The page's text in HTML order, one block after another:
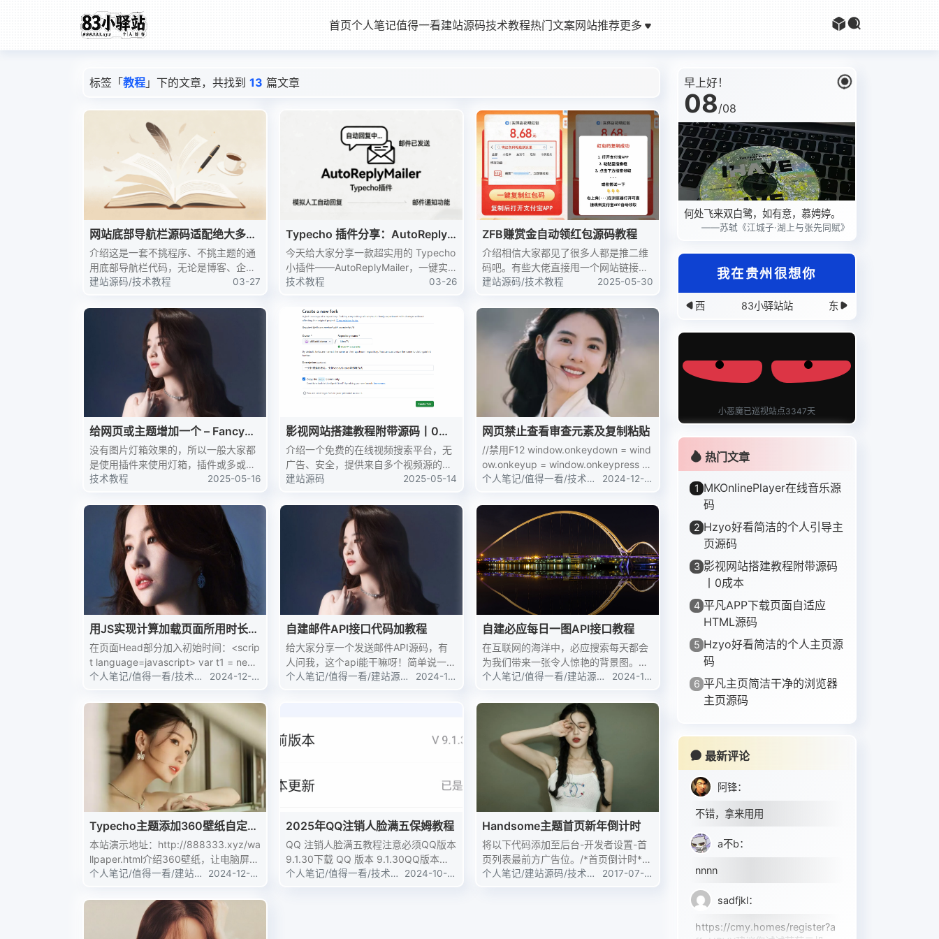
首页个人笔记值得一看建站源码技术教程热门文案网站推荐更多
标签「 教程 」下的文章，共找到 13 篇文章
网站底部导航栏源码适配绝大多数
网站代码
介绍这是一套不挑程序、不挑主题的通
用底部导航栏代码，无论是博客、企业
站、个人主页还是导航站，只要是网页
局、深色模式适配，PC 端自动隐藏、
移动端固定显示，不用改...
建站源码/技术教程 03-27
Typecho 插件分享：AutoReply
Mailer 评论自动回复 + 邮件通知
今天给大家分享一款超实用的 Typecho
小插件——AutoReplyMailer，一键实
现评论自动回复 + 邮件双向通知，懒人
条随机话术，可设置延迟回复​邮...
技术教程 03-26
ZFB赚赏金自动领红包源码教程
介绍相信大家都见了很多人都是推二维
码吧。有些大佬直接甩一个网站链接就
ok了，还有很多人好奇的去点。感觉要
宝领红包网站 点击即可跳转领取红包无
需手动复制红包码。体...
建站源码/技术教程 2025-05-30
给网页或主题增加一个 – FancyBo
x灯箱
没有图片灯箱效果的，所以一般大家都
是使用插件来使用灯箱，插件或多或少
都会拉低网站速度，唔，还是不推荐大
集成FancyBox灯箱，摆脱无用插件，
集成 FancyB...
技术教程 2025-05-16
影视网站搭建教程附带源码丨0成
本
介绍一个免费的在线视频搜索平台，无
广告、安全，提供来自多个视频源的内
容搜索与观看服务，无需注册即可使
期准备Cloudflare的账号：htt...
建站源码 2025-05-14
网页禁止查看审查元素及复制粘贴
//禁用F12 window.onkeydown = wind
ow.onkeyup = window.onkeypress =
function (event) { // 判断是否按下F...
个人笔记/值得一看/技术教
2024-12-3
用JS实现计算加载页面所用时长教
程
在页面Head部分加入初始时间：<scrip
t language=javascript> var t1 = new
Date().getTime(); </script&g...
个人笔记/值得一看/技术教
2024-12-3
自建邮件API接口代码加教程
给大家分享一个发送邮件API源码，有
人问我，这个api能干嘛呀！简单说一下
吧，验证码，就比如网站用户注册或者
个人笔记/值得一看/建站源码
2024-12
自建必应每日一图API接口教程
在互联网的海洋中，必应搜索每天都会
为我们带来一张令人惊艳的背景图。许
多用户希望能够在自己的应用或网站中
服务器在国内不算特别稳定，所以我给
大家提供了必应每日一图的...
个人笔记/值得一看/建站源码
2024-12
Typecho主题添加360壁纸自定义
模板
本站演示地址：http://888333.xyz/wa
llpaper.html介绍360壁纸，让电脑屏幕
从此更新奇，在这里不仅有山川美景、
美图。让你的电脑不仅在...
个人笔记/值得一看/建站源
2024-12-3
2025年QQ注销人脸满五保姆教程
QQ 注销人脸满五教程注意必须QQ版本
9.1.30下载 QQ 版本 9.1.30QQ版本下
载地址下载安装好了之后，用手机号注
个人笔记/值得一看/技术教
2024-10-0
Handsome主题首页新年倒计时
将以下代码添加至后台-开发者设置-首
页列表最前方广告位。/*首页倒计时*/
<style> .gn_box{ border: none; borde
个人笔记/建站源码/技术教
2017-07-0
早上好！
08/08
何处飞来双白鹭，如有意，慕娉婷。
——苏轼《江城子·湖上与张先同赋》
我在贵州很想你
西 83小驿站站 东
小恶魔已巡视站点3347天
热门文章
1 MKOnlinePlayer在线音乐源
码
2 Hzyo好看简洁的个人引导主
页源码
3 影视网站搭建教程附带源码
丨0成本
4 平凡APP下载页面自适应
HTML源码
5 Hzyo好看简洁的个人主页源
码
6 平凡主页简洁干净的浏览器
主页源码
最新评论
阿锋：
不错，拿来用用
a不b：
nnnn
sadfjkl：
https://cmy.homes/register?a